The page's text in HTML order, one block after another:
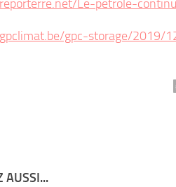
Le-petrole-
gpc-storage/2019/
AUSSI...